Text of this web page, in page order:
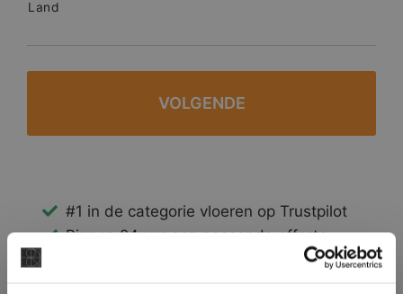
Land
#1 in de categorie vloeren op Trustpilot
Binnen 24 uur een passende offerte
Legwerk vanuit het tegelzettersgilde